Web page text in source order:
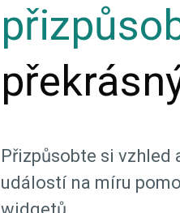
Přizpůsobte si vzhled
událostí na míru